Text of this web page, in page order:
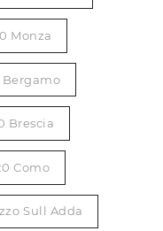
Monza
Bergamo
Brescia
Como
Sull Adda